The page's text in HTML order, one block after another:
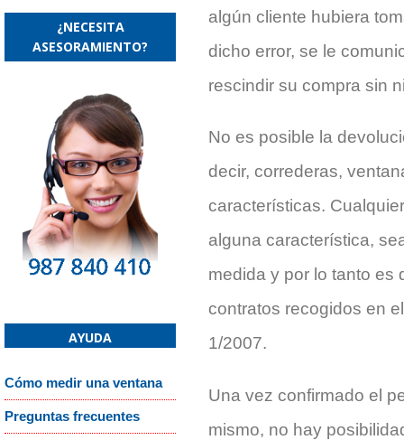
¿NECESITA
ASESORAMIENTO?
AYUDA
Cómo medir una ventana
Preguntas frecuentes
algún cliente hubiera
dicho error, se le
rescindir su compra sin
No es posible la
decir, correderas,
características.
alguna característica,
medida y por lo tanto es
contratos recogidos en
1/2007.
Una vez confirmado el
mismo, no hay